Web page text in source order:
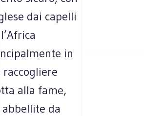
dai capelli
in
raccogliere
alla fame,
da